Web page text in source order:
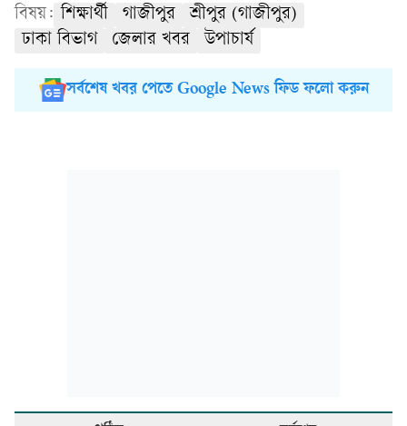
বিষয়: শিক্ষার্থী গাজীপুর
শ্রীপুর (গাজীপুর)
ঢাকা বিভাগ
জেলার খবর উপাচার্য
সর্বশেষ খবর পেতে Google News ফিড ফলো করুন